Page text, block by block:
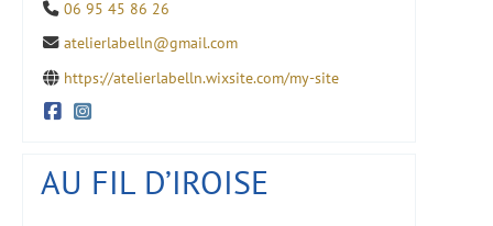
06 95 45 86 26
atelierlabelln@gmail.com
https://atelierlabelln.wixsite.com/my-site
AU FIL D’IROISE